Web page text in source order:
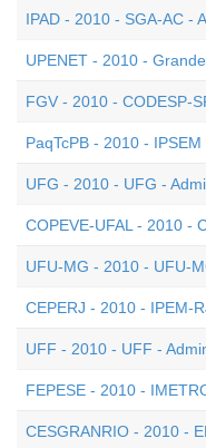
IPAD - 2010 - SGA-AC -
UPENET - 2010 -
FGV - 2010 - CODESP-
PaqTcPB - 2010 -
UFG - 2010 - UFG -
COPEVE-UFAL - 2010 -
UFU-MG - 2010 - UFU-
CEPERJ - 2010 - IPEM-
UFF - 2010 - UFF -
FEPESE - 2010 -
CESGRANRIO - 2010 -